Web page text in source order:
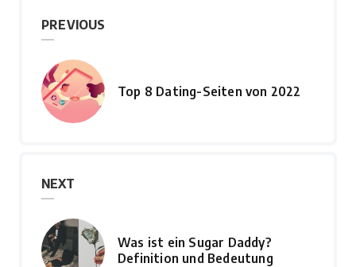
PREVIOUS
Top 8 Dating-Seiten von 2022
NEXT
Was ist ein Sugar Daddy?
Definition und Bedeutung